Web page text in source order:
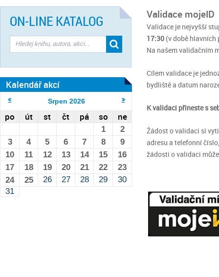
Validace mojeID
Validace je nejvyšší
17:30 (v době hlavních
Na našem validačním
Cílem validace je
bydliště a datum
K validaci přineste s
Žádost o validaci si
adresu a telefonní
žádosti o validaci
ON-LINE KATALOG
Kalendář akcí
Srpen 2026
po út st čt pá so ne
1
2
3
4 5 6 7 8
9
10
11 12 13 14 15
16
17
18 19 20 21 22
23
24
25 26 27 28 29
30
31